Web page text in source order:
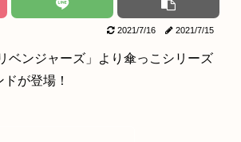
2021/7/16 2021/7/15
ベンジャーズ」より傘っこシリーズ
が登場！